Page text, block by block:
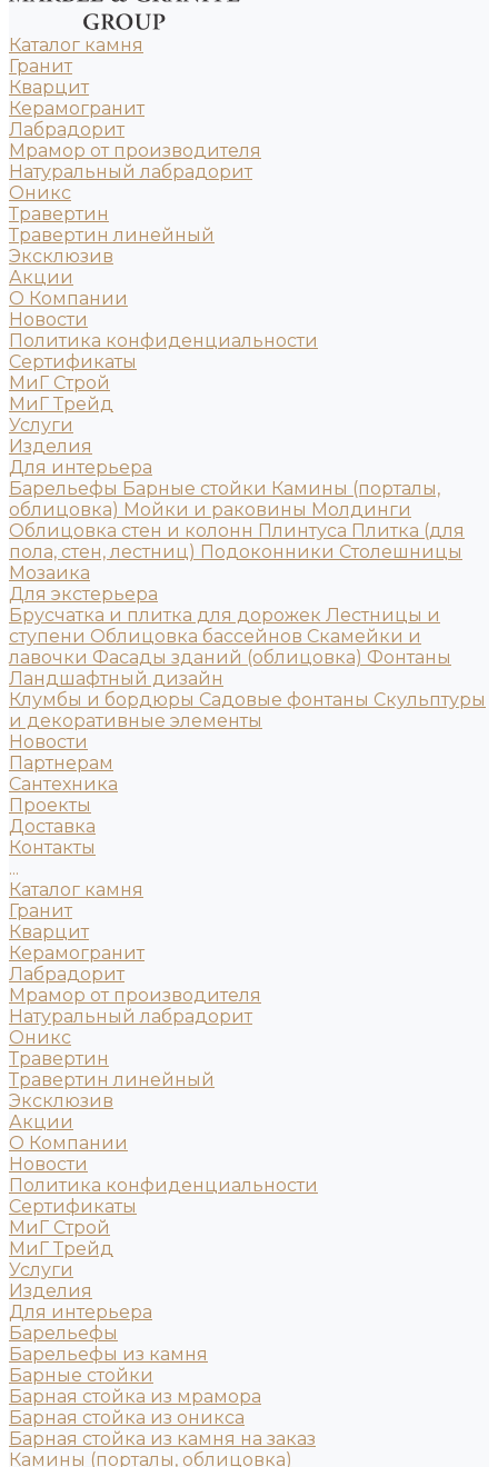
Каталог камня
Гранит
Кварцит
Керамогранит
Лабрадорит
Мрамор от производителя
Натуральный лабрадорит
Оникс
Травертин
Травертин линейный
Эксклюзив
Акции
О Компании
Новости
Политика конфиденциальности
Сертификаты
МиГ Строй
МиГ Трейд
Услуги
Изделия
Для интерьера
Барельефы Барные стойки Камины (порталы,
облицовка) Мойки и раковины Молдинги
Облицовка стен и колонн Плинтуса Плитка (для
пола, стен, лестниц) Подоконники Столешницы
Мозаика
Для экстерьера
Брусчатка и плитка для дорожек Лестницы и
ступени Облицовка бассейнов Скамейки и
лавочки Фасады зданий (облицовка) Фонтаны
Ландшафтный дизайн
Клумбы и бордюры Садовые фонтаны Скульптуры
и декоративные элементы
Новости
Партнерам
Сантехника
Проекты
Доставка
Контакты
...
Каталог камня
Гранит
Кварцит
Керамогранит
Лабрадорит
Мрамор от производителя
Натуральный лабрадорит
Оникс
Травертин
Травертин линейный
Эксклюзив
Акции
О Компании
Новости
Политика конфиденциальности
Сертификаты
МиГ Строй
МиГ Трейд
Услуги
Изделия
Для интерьера
Барельефы
Барельефы из камня
Барные стойки
Барная стойка из мрамора
Барная стойка из оникса
Барная стойка из камня на заказ
Камины (порталы, облицовка)